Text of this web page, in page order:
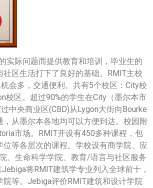
实际问题而提供教育和培训，毕业生的
区生活打下了良好的基础。RMIT主校
会多，交通便利。共有5个校区：City校
校区。超过90%的学生在City（墨尔本市
中央商业区(CBD)从Lygon大街向Bourke
从墨尔本各地均可以方便到达。校园附
市场。RMIT开设有450多种课程，包
等各层次的课程。学校设有商学院、应
、生命科学学院、教育/语言与社区服务
将RMIT建筑学专业列入全球前十，
等。Jebiga评价RMIT建筑和设计学院